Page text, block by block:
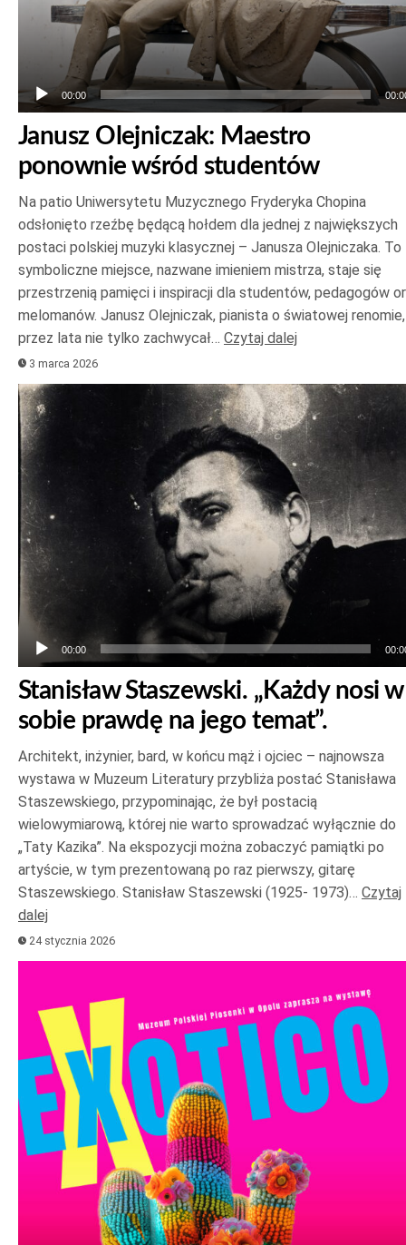
00:00
Janusz Olejniczak: Maestro
ponownie wśród studentów
Na patio Uniwersytetu Muzycznego Fryderyka Chopina
odsłonięto rzeźbę będącą hołdem dla jednej z największych
postaci polskiej muzyki klasycznej – Janusza Olejniczaka. To
symboliczne miejsce, nazwane imieniem mistrza, staje się
przestrzenią pamięci i inspiracji dla studentów, pedagogów
melomanów. Janusz Olejniczak, pianista o światowej renomie,
przez lata nie tylko zachwycał… Czytaj dalej
3 marca 2026
Odtwarzacz
plików
dźwiękowych
00:00
Stanisław Staszewski. „Każdy nosi w
sobie prawdę na jego temat”.
Architekt, inżynier, bard, w końcu mąż i ojciec – najnowsza
wystawa w Muzeum Literatury przybliża postać Stanisława
Staszewskiego, przypominając, że był postacią
wielowymiarową, której nie warto sprowadzać wyłącznie do
„Taty Kazika”. Na ekspozycji można zobaczyć pamiątki po
artyście, w tym prezentowaną po raz pierwszy, gitarę
Staszewskiego. Stanisław Staszewski (1925- 1973)… Czytaj
dalej
24 stycznia 2026
dźwiękowych